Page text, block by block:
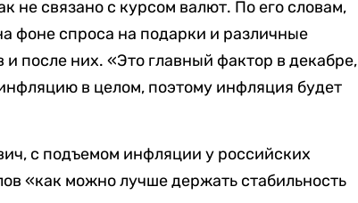
не связано с курсом валют. По его словам,
фоне спроса на подарки и различные
после них. «Это главный фактор в декабре,
в целом, поэтому инфляция будет
с подъемом инфляции у российских
«как можно лучше держать стабильность